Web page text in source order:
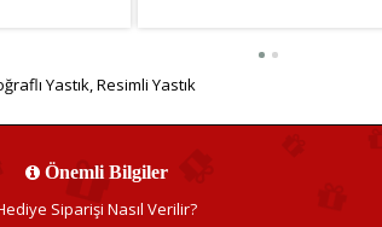
Yastık,Resimli Yastık
Önemli Bilgiler
Siparişi Nasıl Verilir?